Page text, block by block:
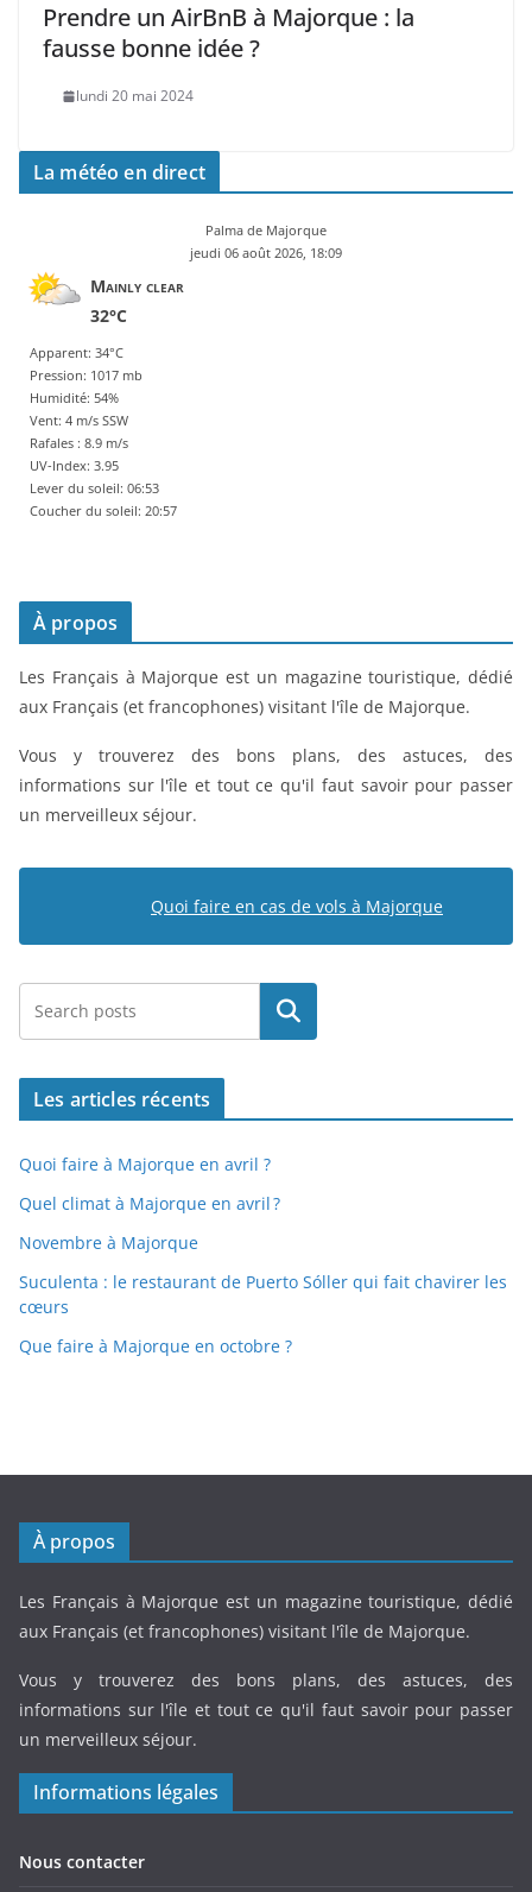
Prendre un AirBnB à Majorque : la
fausse bonne idée ?
lundi 20 mai 2024
La météo en direct
Palma de Majorque
jeudi 06 août 2026, 18:09
Mainly clear
32°C
Apparent: 34°C
Pression: 1017 mb
Humidité: 54%
Vent: 4 m/s SSW
Rafales : 8.9 m/s
UV-Index: 3.95
Lever du soleil: 06:53
Coucher du soleil: 20:57
À propos
Les Français à Majorque est un magazine touristique, dédié
aux Français (et francophones) visitant l'île de Majorque.
Vous y trouverez des bons plans, des astuces, des
informations sur l'île et tout ce qu'il faut savoir pour passer
un merveilleux séjour.
Quoi faire en cas de vols à Majorque
Rechercher
Les articles récents
Quoi faire à Majorque en avril ?
Quel climat à Majorque en avril ?
Novembre à Majorque
Suculenta : le restaurant de Puerto Sóller qui fait chavirer les
cœurs
Que faire à Majorque en octobre ?
À propos
Les Français à Majorque est un magazine touristique, dédié
aux Français (et francophones) visitant l'île de Majorque.
Vous y trouverez des bons plans, des astuces, des
informations sur l'île et tout ce qu'il faut savoir pour passer
un merveilleux séjour.
Informations légales
Nous contacter